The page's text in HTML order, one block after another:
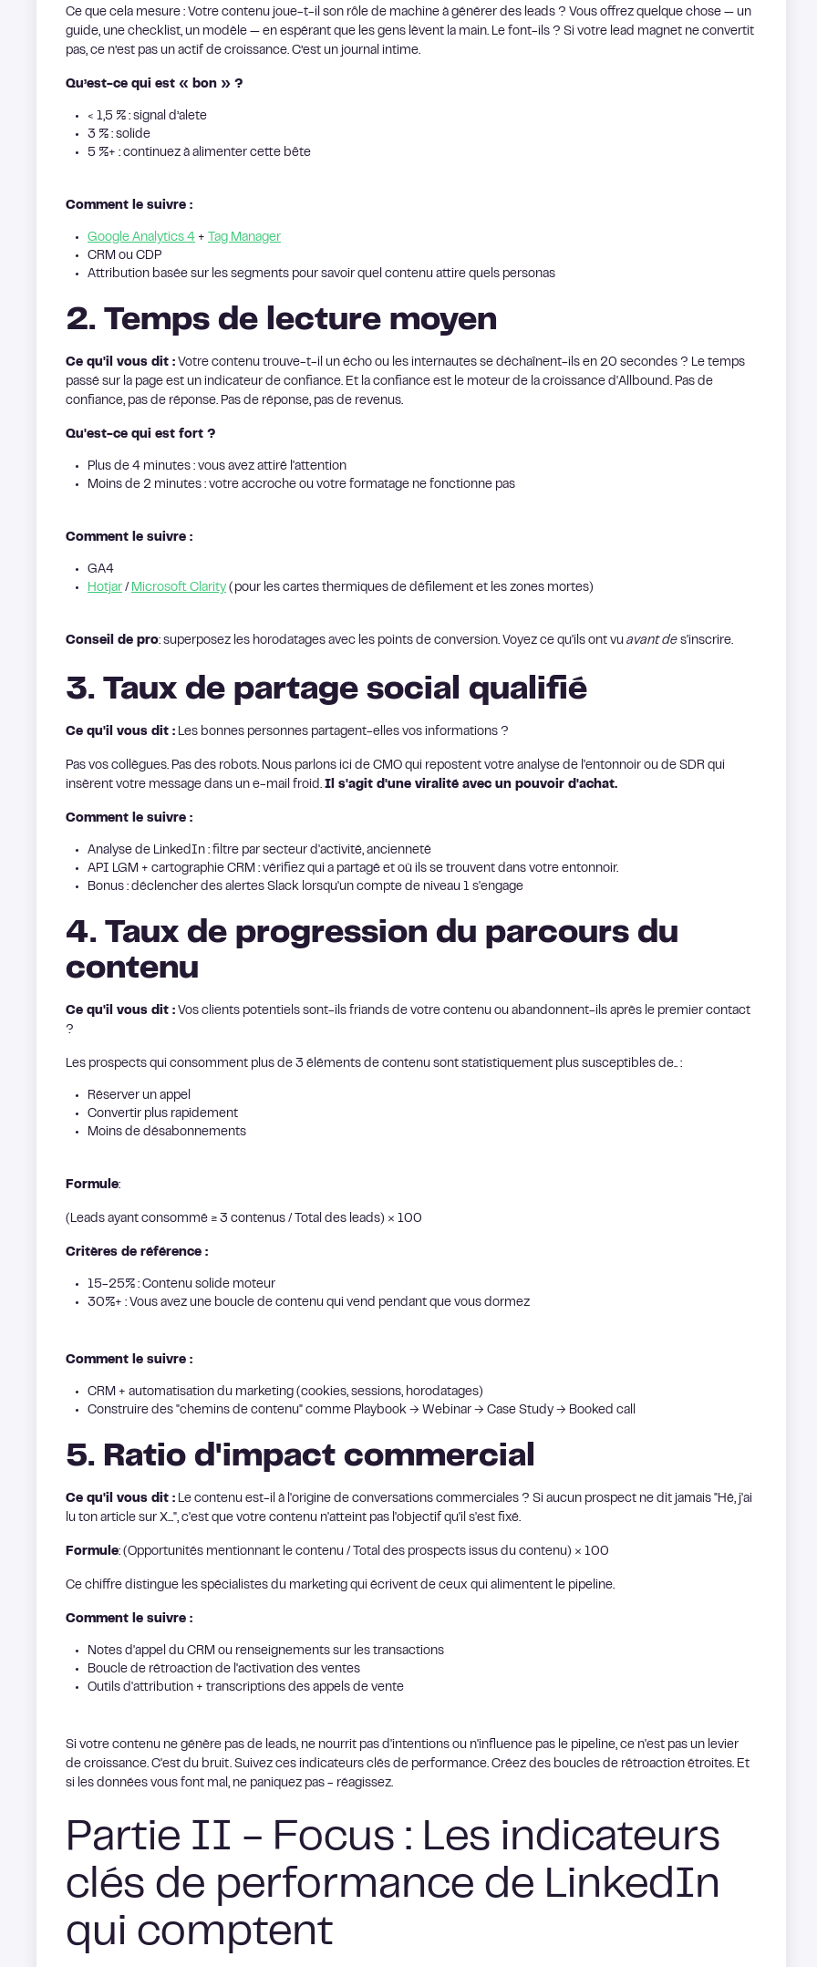
Ce que cela mesure : Votre contenu joue-t-il son rôle de machine à générer des leads ? Vous offrez quelque chose — un
guide, une checklist, un modèle — en espérant que les gens lèvent la main. Le font-ils ? Si votre lead magnet ne convertit
pas, ce n’est pas un actif de croissance. C’est un journal intime.
Qu’est-ce qui est « bon » ?
< 1,5 % : signal d’alete
3 % : solide
5 %+ : continuez à alimenter cette bête
Comment le suivre :
Google Analytics 4 +
Tag Manager
CRM ou CDP
Attribution basée sur les segments pour savoir quel contenu attire quels personas
2. Temps de lecture moyen
Ce qu'il vous dit : Votre contenu trouve-t-il un écho ou les internautes se déchaînent-ils en 20 secondes ? Le temps
passé sur la page est un indicateur de confiance. Et la confiance est le moteur de la croissance d'Allbound. Pas de
confiance, pas de réponse. Pas de réponse, pas de revenus.
Qu'est-ce qui est fort ?
Plus de 4 minutes : vous avez attiré l'attention
Moins de 2 minutes : votre accroche ou votre formatage ne fonctionne pas
Comment le suivre :
GA4
Hotjar / Microsoft Clarity (pour les cartes thermiques de défilement et les zones mortes)
Conseil de pro: superposez les horodatages avec les points de conversion. Voyez ce qu'ils ont vu avant de s'inscrire.
3. Taux de partage social qualifié
Ce qu'il vous dit : Les bonnes personnes partagent-elles vos informations ?
Pas vos collègues. Pas des robots. Nous parlons ici de CMO qui repostent votre analyse de l'entonnoir ou de SDR qui
insèrent votre message dans un e-mail froid. Il s'agit d'une viralité avec un pouvoir d'achat.
Comment le suivre :
Analyse de LinkedIn : filtre par secteur d'activité, ancienneté
API LGM + cartographie CRM : vérifiez qui a partagé et où ils se trouvent dans votre entonnoir.
Bonus : déclencher des alertes Slack lorsqu'un compte de niveau 1 s'engage
4. Taux de progression du parcours du
contenu
Ce qu'il vous dit : Vos clients potentiels sont-ils friands de votre contenu ou abandonnent-ils après le premier contact
?
Les prospects qui consomment plus de 3 éléments de contenu sont statistiquement plus susceptibles de.. :
Réserver un appel
Convertir plus rapidement
Moins de désabonnements
Formule:
(Leads ayant consommé ≥ 3 contenus / Total des leads) × 100
Critères de référence :
15-25% : Contenu solide moteur
30%+ : Vous avez une boucle de contenu qui vend pendant que vous dormez
Comment le suivre :
CRM + automatisation du marketing (cookies, sessions, horodatages)
Construire des "chemins de contenu" comme Playbook → Webinar → Case Study → Booked call
5. Ratio d'impact commercial
Ce qu'il vous dit : Le contenu est-il à l'origine de conversations commerciales ? Si aucun prospect ne dit jamais "Hé, j'ai
lu ton article sur X...", c'est que votre contenu n'atteint pas l'objectif qu'il s'est fixé.
Formule: (Opportunités mentionnant le contenu / Total des prospects issus du contenu) × 100
Ce chiffre distingue les spécialistes du marketing qui écrivent de ceux qui alimentent le pipeline.
Comment le suivre :
Notes d'appel du CRM ou renseignements sur les transactions
Boucle de rétroaction de l'activation des ventes
Outils d'attribution + transcriptions des appels de vente
Si votre contenu ne génère pas de leads, ne nourrit pas d'intentions ou n'influence pas le pipeline, ce n'est pas un levier
de croissance. C'est du bruit. Suivez ces indicateurs clés de performance. Créez des boucles de rétroaction étroites. Et
si les données vous font mal, ne paniquez pas - réagissez.
Partie II - Focus : Les indicateurs
clés de performance de LinkedIn
qui comptent